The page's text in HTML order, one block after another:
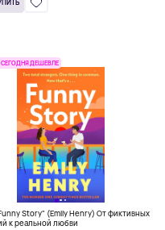
СЕГОДНЯ ДЕШЕВЛЕ
Story" (Emily Henry) От фиктивных
к реальной любви